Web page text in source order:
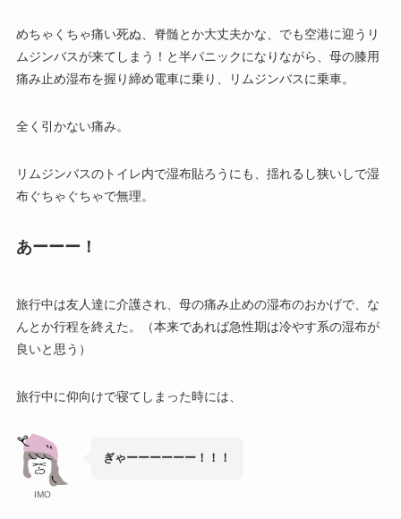
めちゃくちゃ痛い死ぬ、脊髄とか大丈夫かな、でも空港に迎うリ
ムジンバスが来てしまう！と半パニックになりながら、母の膝用
痛み止め湿布を握り締め電車に乗り、リムジンバスに乗車。
全く引かない痛み。
リムジンバスのトイレ内で湿布貼ろうにも、揺れるし狭いしで湿
布ぐちゃぐちゃで無理。
あーーー！
旅行中は友人達に介護され、母の痛み止めの湿布のおかげで、な
んとか行程を終えた。（本来であれば急性期は冷やす系の湿布が
良いと思う）
旅行中に仰向けで寝てしまった時には、
IMO
ぎゃーーーーーー！！！